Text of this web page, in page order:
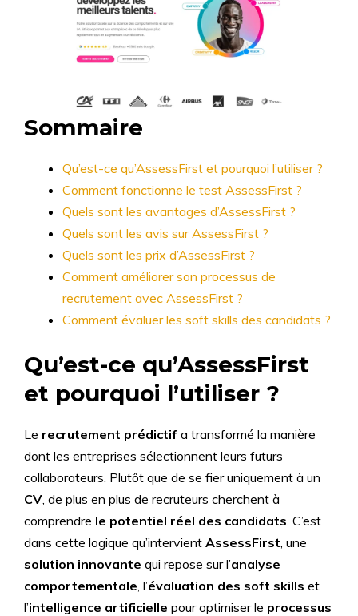
Sommaire
Qu’est-ce qu’AssessFirst et pourquoi l’utiliser ?
Comment fonctionne le test AssessFirst ?
Quels sont les avantages d’AssessFirst ?
Quels sont les avis sur AssessFirst ?
Quels sont les prix d’AssessFirst ?
Comment améliorer son processus de
recrutement avec AssessFirst ?
Comment évaluer les soft skills des candidats ?
Qu’est-ce qu’AssessFirst
et pourquoi l’utiliser ?
Le recrutement prédictif a transformé la manière
dont les entreprises sélectionnent leurs futurs
collaborateurs. Plutôt que de se fier uniquement à un
CV, de plus en plus de recruteurs cherchent à
comprendre le potentiel réel des candidats. C’est
dans cette logique qu’intervient AssessFirst, une
solution innovante qui repose sur l’analyse
comportementale, l’évaluation des soft skills et
l’intelligence artificielle pour optimiser le processus